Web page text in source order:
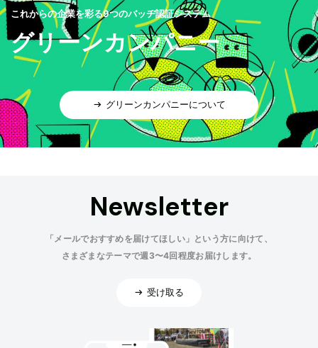
これからの企業を彩る9つのバッヂ認証システム
グリーンカンパニー
グリーンカンパニーについて
Newsletter
「メールでおすすめを届けてほしい」という方に向けて、
さまざまなテーマで週3〜4回程度お届けします。
受け取る